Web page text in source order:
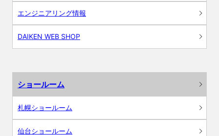
エンジニアリング情報
DAIKEN WEB SHOP
ショールーム
札幌ショールーム
仙台ショールーム